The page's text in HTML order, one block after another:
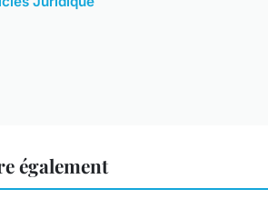
également